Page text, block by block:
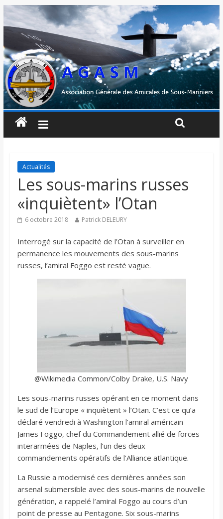
Actualités
Les sous-marins russes
«inquiètent» l’Otan
6 octobre 2018 Patrick DELEURY
Interrogé sur la capacité de l’Otan à surveiller en
permanence les mouvements des sous-marins
russes, l’amiral Foggo est resté vague.
@Wikimedia Common/Colby Drake, U.S. Navy
Les sous-marins russes opérant en ce moment dans
le sud de l’Europe « inquiètent » l’Otan. C’est ce qu’a
déclaré vendredi à Washington l’amiral américain
James Foggo, chef du Commandement allié de forces
interarmées de Naples, l’un des deux
commandements opératifs de l’Alliance atlantique.
La Russie a modernisé ces dernières années son
arsenal submersible avec des sous-marins de nouvelle
génération, a rappelé l’amiral Foggo au cours d’un
point de presse au Pentagone. Six sous-marins